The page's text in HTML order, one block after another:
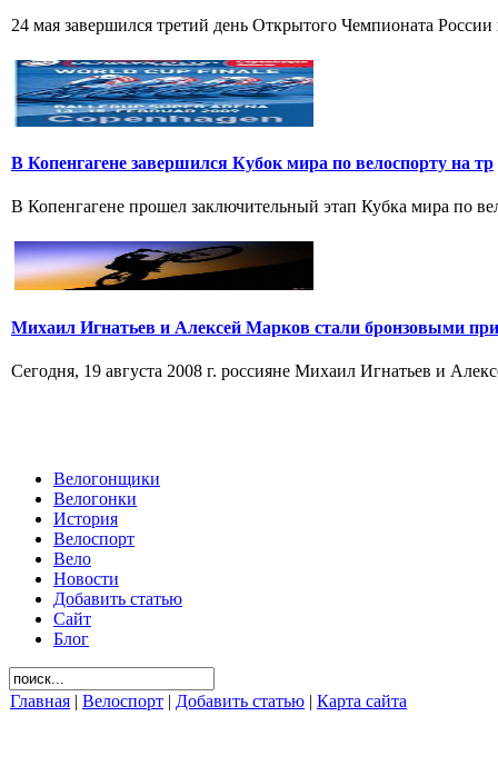
24 мая завершился третий день Открытого Чемпионата
В Копенгагене завершился Кубок мира по велоспорту на тр
В Копенгагене прошел заключительный этап Кубка мира по
Михаил Игнатьев и Алексей Марков стали бронзовыми
Сегодня, 19 августа 2008 г. россияне Михаил Игнатьев и
Велогонщики
Велогонки
История
Велоспорт
Вело
Новости
Добавить статью
Сайт
Блог
Главная | Велоспорт | Добавить статью | Карта сайта